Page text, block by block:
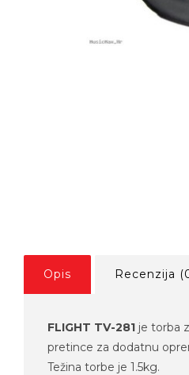
Opis Recenzija
FLIGHT TV-281 je torba
pretince za dodatnu
Težina torbe je 1.5kg.